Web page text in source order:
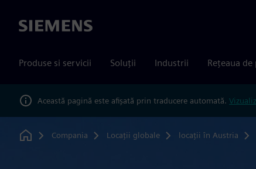
Siemens
Produse si servicii Soluții Industrii Rețeaua
Această pagină este afișată prin traducere automată.
Home
Compania Locații globale locații în Austria